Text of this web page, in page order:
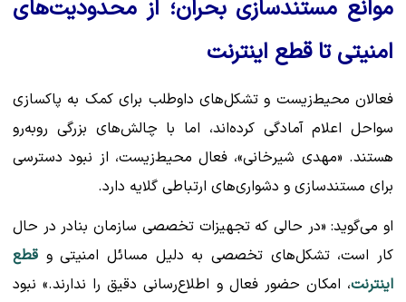
موانع مستندسازی بحران؛ از محدودیت‌های
امنیتی تا قطع اینترنت
فعالان محیط‌زیست و تشکل‌های داوطلب برای کمک به پاکسازی
سواحل اعلام آمادگی کرده‌اند، اما با چالش‌های بزرگی روبه‌رو
هستند. «مهدی شیرخانی»، فعال محیط‌زیست، از نبود دسترسی
برای مستندسازی و دشواری‌های ارتباطی گلایه دارد.
او می‌گوید: «در حالی که تجهیزات تخصصی سازمان بنادر در حال
کار است، تشکل‌های تخصصی به دلیل مسائل امنیتی و قطع
اینترنت، امکان حضور فعال و اطلاع‌رسانی دقیق را ندارند.» نبود